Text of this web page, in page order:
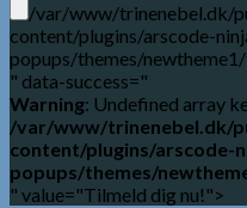
/var/www/trinenebel.dk/
content/plugins/arscode-
popups/themes/
" data-success="
Warning: Undefined array
/var/www/trinenebel.dk/
content/plugins/arscode-
popups/themes/
" value="Tilmeld dig nu!">